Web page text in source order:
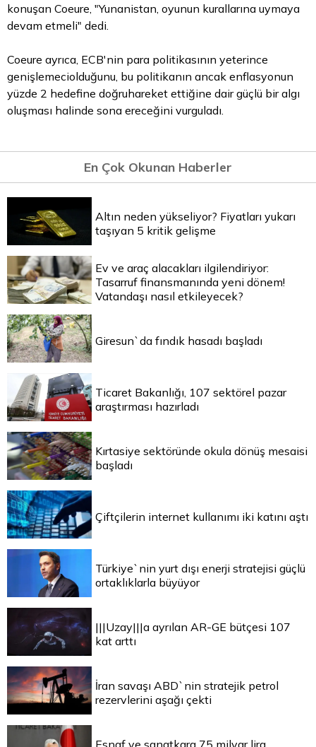
konuşan Coeure, "Yunanistan, oyunun kurallarına uymaya
devam etmeli" dedi.
Coeure ayrıca, ECB'nin para politikasının yeterince
genişlemeciolduğunu, bu politikanın ancak enflasyonun
yüzde 2 hedefine doğruhareket ettiğine dair güçlü bir algı
oluşması halinde sona ereceğini vurguladı.
En Çok Okunan Haberler
Altın neden yükseliyor? Fiyatları yukarı
taşıyan 5 kritik gelişme
Ev ve araç alacakları ilgilendiriyor:
Tasarruf finansmanında yeni dönem!
Vatandaşı nasıl etkileyecek?
Giresun`da fındık hasadı başladı
Ticaret Bakanlığı, 107 sektörel pazar
araştırması hazırladı
Kırtasiye sektöründe okula dönüş mesaisi
başladı
Çiftçilerin internet kullanımı iki katını aştı
Türkiye`nin yurt dışı enerji stratejisi güçlü
ortaklıklarla büyüyor
|||Uzay|||a ayrılan AR-GE bütçesi 107
kat arttı
İran savaşı ABD`nin stratejik petrol
rezervlerini aşağı çekti